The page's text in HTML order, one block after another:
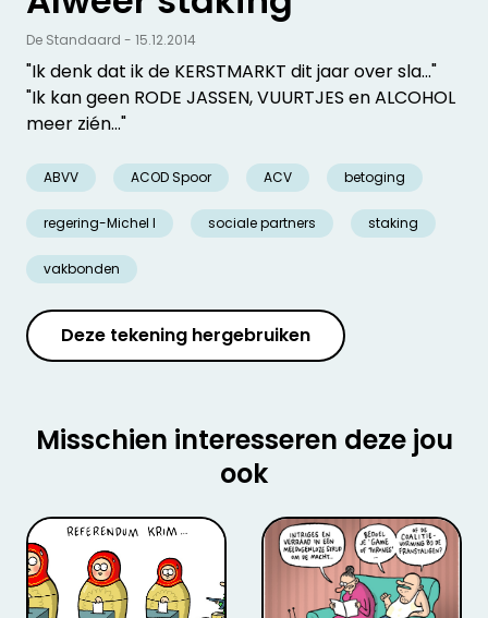
"Ik denk dat ik de KERSTMARKT dit jaar over sla..."
"Ik kan geen RODE JASSEN, VUURTJES en ALCOHOL
meer zién..."
ABVV ACOD Spoor ACV betoging
regering-Michel I sociale partners staking
vakbonden
De Standaard - 15.12.2014
Deze tekening hergebruiken
Misschien interesseren deze jou
ook